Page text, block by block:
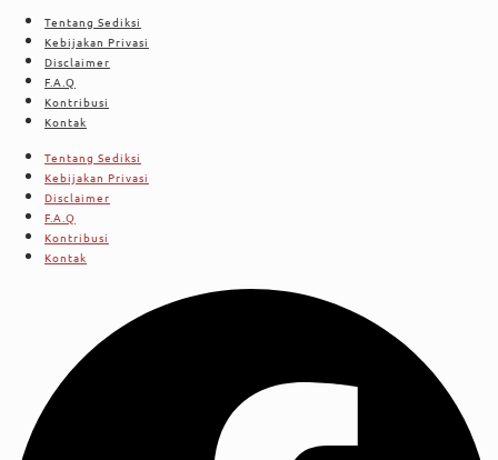
Tentang Sediksi
Kebijakan Privasi
Disclaimer
F.A.Q
Kontribusi
Kontak
Tentang Sediksi
Kebijakan Privasi
Disclaimer
F.A.Q
Kontribusi
Kontak